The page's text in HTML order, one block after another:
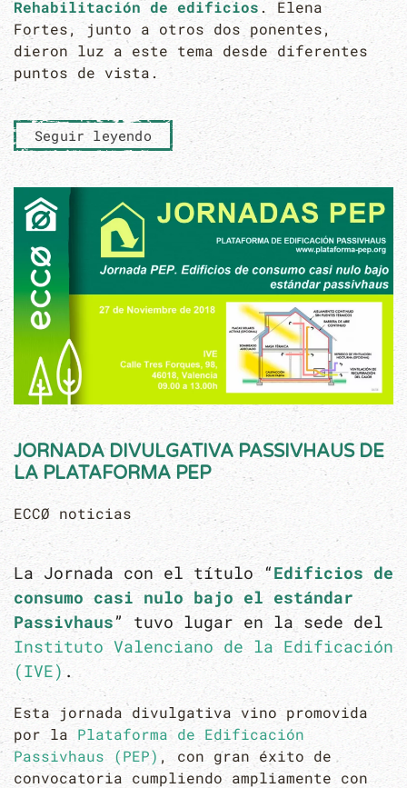
Rehabilitación de edificios . Elena
Fortes, junto a otros dos ponentes,
dieron luz a este tema desde diferentes
puntos de vista.
Seguir leyendo
JORNADA DIVULGATIVA PASSIVHAUS DE
LA PLATAFORMA PEP
ECCØ noticias
La Jornada con el título “Edificios de
consumo casi nulo bajo el estándar
Passivhaus” tuvo lugar en la sede del
Instituto Valenciano de la Edificación
(IVE) .
Esta jornada divulgativa vino promovida
por la Plataforma de Edificación
Passivhaus (PEP) , con gran éxito de
convocatoria cumpliendo ampliamente con